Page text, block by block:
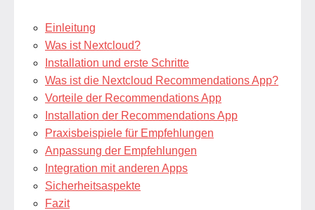
Einleitung
Was ist Nextcloud?
Installation und erste Schritte
Was ist die Nextcloud Recommendations App?
Vorteile der Recommendations App
Installation der Recommendations App
Praxisbeispiele für Empfehlungen
Anpassung der Empfehlungen
Integration mit anderen Apps
Sicherheitsaspekte
Fazit